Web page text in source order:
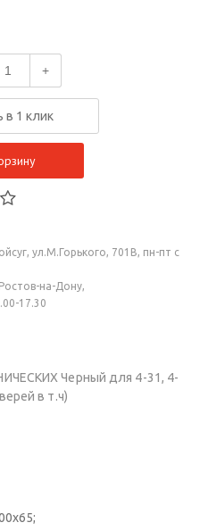
+
в 1 клик
ул.М.Горького, 701В, пн-пт с
на-Дону,
17.30
Черный для 4-31, 4-
в т.ч)